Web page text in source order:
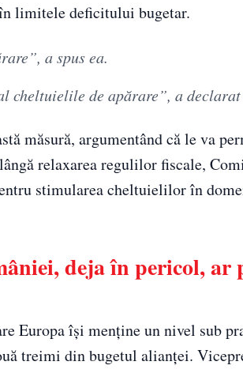
limitele deficitului bugetar.
a spus ea.
cheltuielile de apărare”, a declarat
măsură, argumentând că le va
relaxarea regulilor fiscale,
stimularea cheltuielilor în
deja în pericol, ar
Europa își menține un nivel sub
treimi din bugetul alianței.